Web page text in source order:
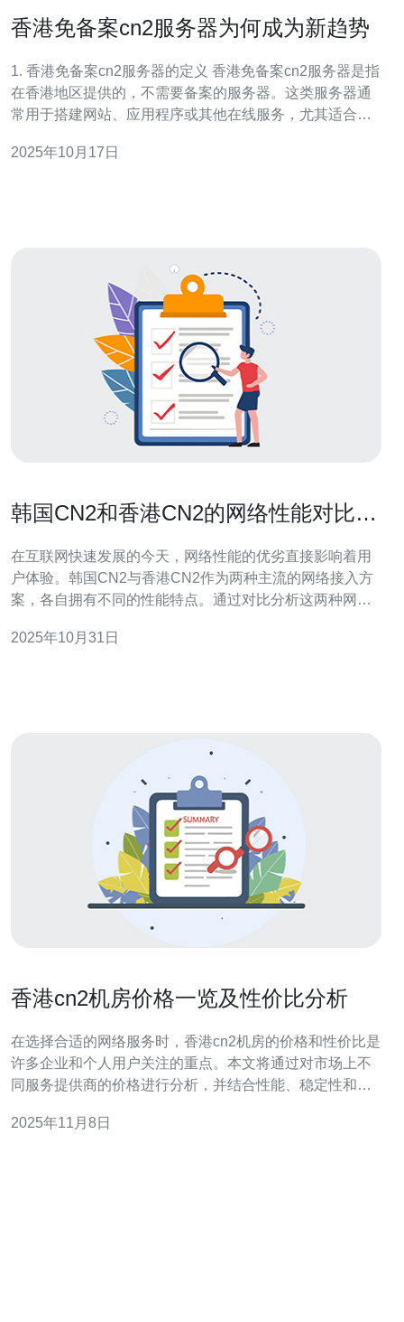
香港免备案cn2服务器为何成为新趋势
1. 香港免备案cn2服务器的定义 香港免备案cn2服务器是指
在香港地区提供的，不需要备案的服务器。这类服务器通
常用于搭建网站、应用程序或其他在线服务，尤其适合面
对开放，企业在使用这些服务器时免去了繁琐的备案流
2025年10月17日
韩国CN2和香港CN2的网络性能对比分
在互联网快速发展的今天，网络性能的优劣直接影响着用
户体验。韩国CN2与香港CN2作为两种主流的网络接入方
案，各自拥有不同的性能特点。通过对比分析这两种网络
地选择适合自己的服务器或VPS解决方案。推荐德讯电讯
2025年10月31日
香港cn2机房价格一览及性价比分析
在选择合适的网络服务时，香港cn2机房的价格和性价比是
许多企业和个人用户关注的重点。本文将通过对市场上不
同服务提供商的价格进行分析，并结合性能、稳定性和客
得信赖的选择。 香港cn2机房概述 香港cn2机房是当前市
2025年11月8日